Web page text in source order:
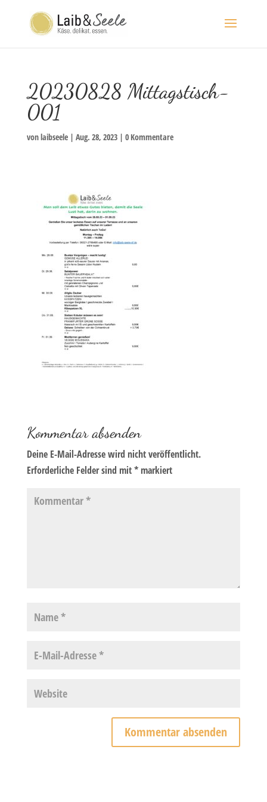
20230828 Mittagstisch-
001
vonlaibseele| Aug. 28, 2023| 0 Kommentare
Kommentar absenden
Deine E-Mail-Adresse wird nicht veröffentlicht.
Erforderliche Felder sind mit*markiert